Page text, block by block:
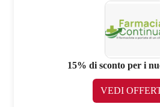
15% di sconto per i
VEDI